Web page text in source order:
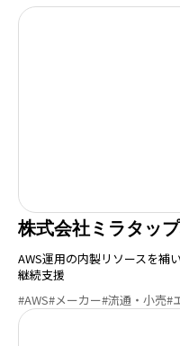
株式会社ミラタッ
AWS運用の内製リソースを補
継続支援
#AWS#メーカー#流通・小売#